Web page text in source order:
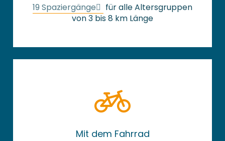
19 Spaziergänge
für alle Altersgruppen
von 3 bis 8 km Länge
Mit dem Fahrrad